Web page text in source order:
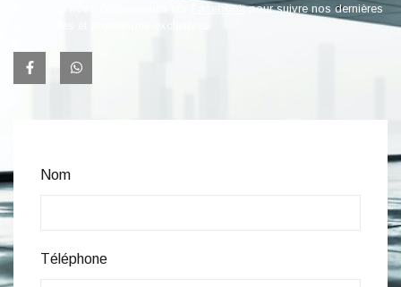
Facebookpour suivre nos dernières
Nom
Téléphone